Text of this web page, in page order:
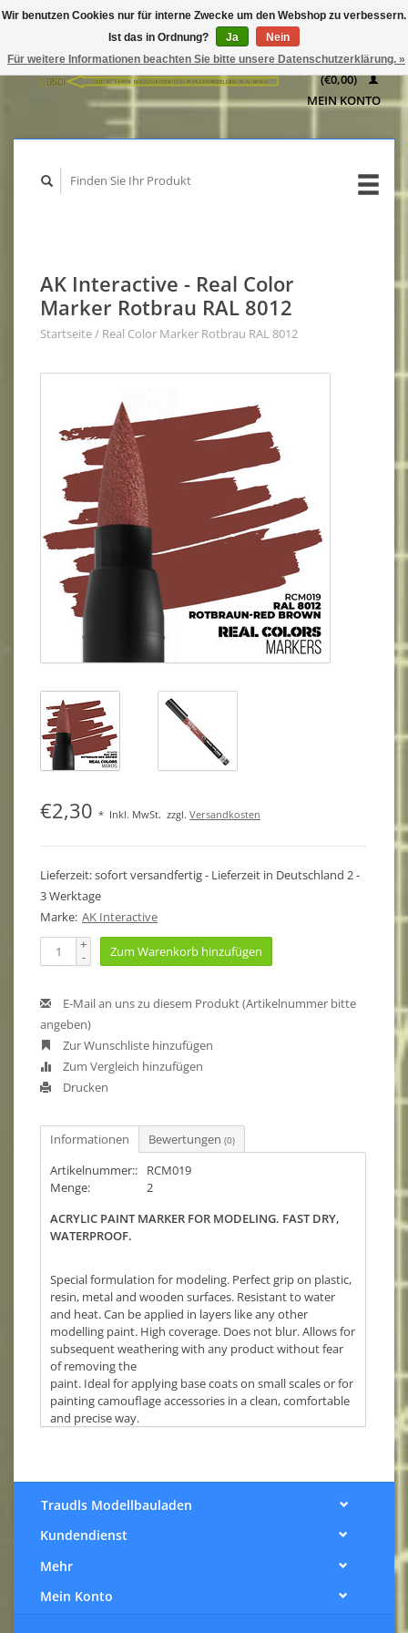
WARENKORB
(€0,00)
MEIN KONTO
AK Interactive - Real Color
Marker Rotbrau RAL 8012
Startseite/ Real Color Marker Rotbrau RAL 8012
€2,30 * Inkl. MwSt. zzgl. Versandkosten
Lieferzeit: sofort versandfertig - Lieferzeit in Deutschland 2 -
3 Werktage
Marke: AK Interactive
+
- Zum Warenkorb hinzufügen
E-Mail an uns zu diesem Produkt (Artikelnummer bitte
angeben)
Zur Wunschliste hinzufügen
Zum Vergleich hinzufügen
Drucken
Informationen Bewertungen (0)
Artikelnummer::
RCM019
Menge:
2
ACRYLIC PAINT MARKER FOR MODELING. FAST DRY,
WATERPROOF.
Special formulation for modeling. Perfect grip on plastic,
resin, metal and wooden surfaces. Resistant to water
and heat. Can be applied in layers like any other
modelling paint. High coverage. Does not blur. Allows for
subsequent weathering with any product without fear
of removing the
paint. Ideal for applying base coats on small scales or for
painting camouflage accessories in a clean, comfortable
and precise way.
satin. Regardless of the preferred finish, whether it is
matte, satin or glossy, the markers can be coated with
any type of varnish without fear of damaging the paint).
Traudls Modellbauladen
Kundendienst
Mehr
Mein Konto
Wir benutzen Cookies nur für interne Zwecke um den Webshop zu verbessern.
Ist das in Ordnung?
Ja
Nein
Für weitere Informationen beachten Sie bitte unsere Datenschutzerklärung. »